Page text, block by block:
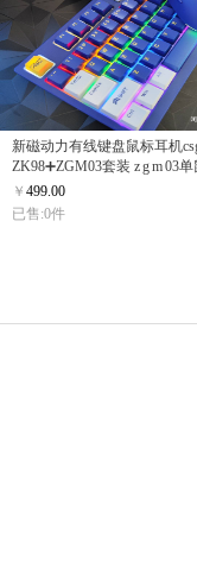
新磁动力有线键盘鼠标耳机
ZK98➕ZGM03套装 z g m 03
蓝色黑色红色
￥ 499.00
已售:0件